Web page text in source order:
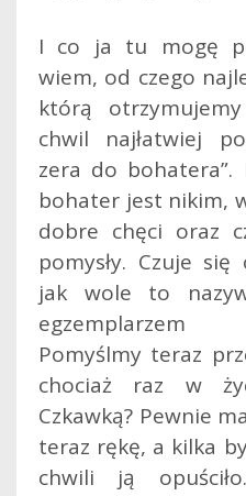
I co ja tu mogę
wiem, od czego
którą
chwil najłatwiej
zera do bohatera”.
bohater jest nikim,
dobre chęci oraz
pomysły. Czuje się
jak wole to
egzemplarzem
Pomyślmy teraz
chociaż raz w
Czkawką? Pewnie
teraz rękę, a kilka
chwili ją